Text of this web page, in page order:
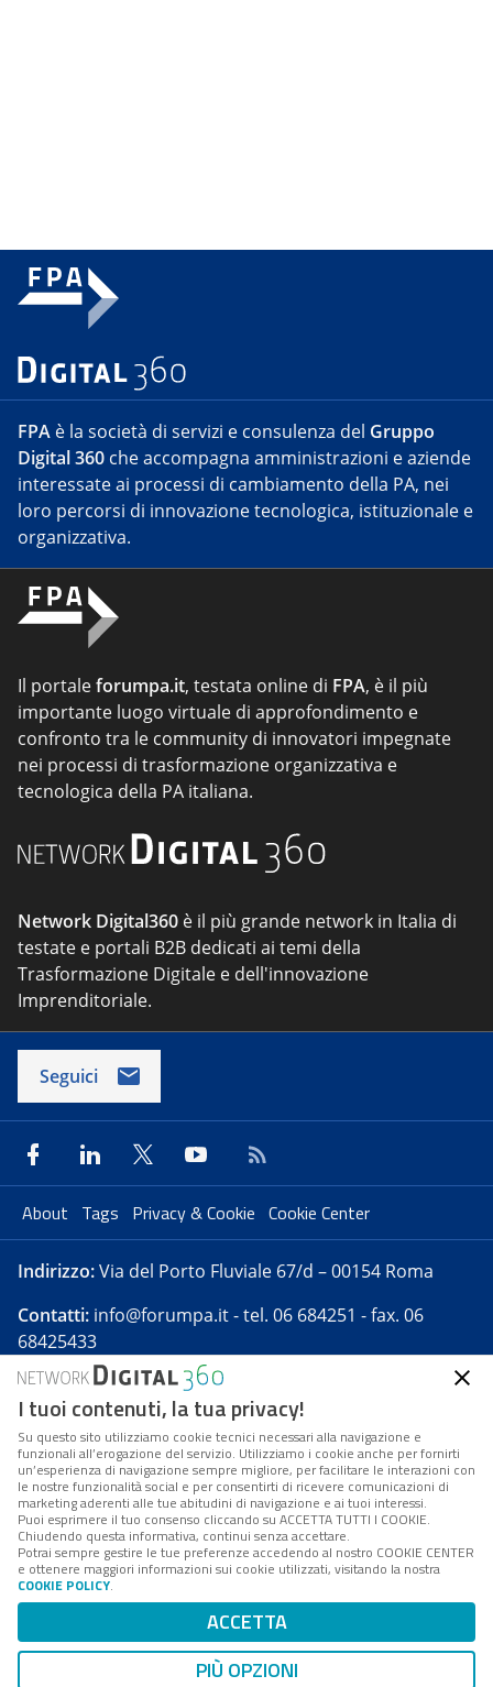
FPA è la società di servizi e consulenza del Gruppo
Digital 360 che accompagna amministrazioni e aziende
interessate ai processi di cambiamento della PA, nei
loro percorsi di innovazione tecnologica, istituzionale e
organizzativa.
Il portaleforumpa.it, testata online di FPA, è il più
importante luogo virtuale di approfondimento e
confronto tra le community di innovatori impegnate
nei processi di trasformazione organizzativa e
tecnologica della PA italiana.
Network Digital360 è il più grande network in Italia di
testate e portali B2B dedicati ai temi della
Trasformazione Digitale e dell'innovazione
Imprenditoriale.
Seguici
About Tags Privacy & Cookie Cookie Center
Indirizzo:Via del Porto Fluviale 67/d – 00154 Roma
Contatti: info@forumpa.it- tel. 06 684251 - fax. 06
68425433
Forumpa.itè una pubblicazione telematica iscritta
presso Registro della stampa del Tribunale di Roma -
Reg. n. 182 del 2 maggio 2008 - Direttore resp. Michela
Stentella
FPA s.r.l. è società soggetta a Direzione e
Coordinamento da parte di Digital360 S.p.A. - FPA s.r.l.
è un'azienda certificata per il sistema di management
Codice Fiscale/Partita IVA n. 10693191008 - R.E.A. Roma
n. 1249791. ISP AWS
Mappa del sito
I tuoi contenuti, la tua privacy!
Su questo sito utilizziamo cookie tecnici necessari alla navigazione e
funzionali all’erogazione del servizio. Utilizziamo i cookie anche per fornirti
un’esperienza di navigazione sempre migliore, per facilitare le interazioni con
le nostre funzionalità social e per consentirti di ricevere comunicazioni di
marketing aderenti alle tue abitudini di navigazione e ai tuoi interessi.
Puoi esprimere il tuo consenso cliccando su ACCETTA TUTTI I COOKIE.
Chiudendo questa informativa, continui senza accettare.
Potrai sempre gestire le tue preferenze accedendo al nostro COOKIE CENTER
e ottenere maggiori informazioni sui cookie utilizzati, visitando la nostra
COOKIE POLICY.
ACCETTA
PIÙ OPZIONI